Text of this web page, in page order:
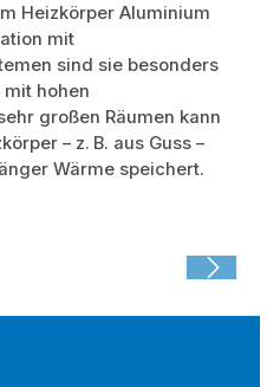
Heizkörper Aluminium
mit
sind sie besonders
hohen
großen Räumen kann
– z. B. aus Guss –
Wärme speichert.